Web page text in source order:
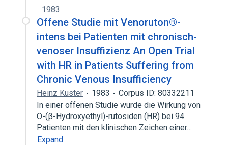
1983
Offene Studie mit Venoruton®-
intens bei Patienten mit chronisch-
venoser Insuffizienz An Open Trial
with HR in Patients Suffering from
Chronic Venous Insufficiency
Heinz Kuster 1983
Corpus ID: 80332211
In einer offenen Studie wurde die Wirkung von
O-(β-Hydroxyethyl)-rutosiden (HR) bei 94
Patienten mit den klinischen Zeichen einer…
Expand